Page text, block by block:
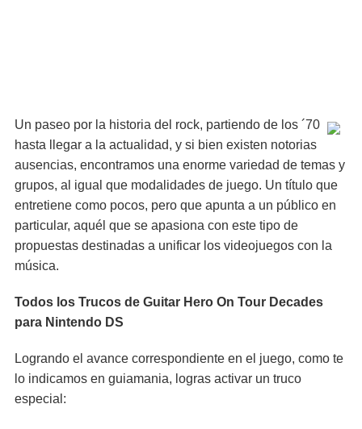
Un paseo por la historia del rock, partiendo de los ´70
hasta llegar a la actualidad, y si bien existen notorias
ausencias, encontramos una enorme variedad de temas y
grupos, al igual que modalidades de juego. Un título que
entretiene como pocos, pero que apunta a un público en
particular, aquél que se apasiona con este tipo de
propuestas destinadas a unificar los videojuegos con la
música.
Todos los Trucos de Guitar Hero On Tour Decades
para Nintendo DS
Logrando el avance correspondiente en el juego, como te
lo indicamos en guiamania, logras activar un truco
especial: